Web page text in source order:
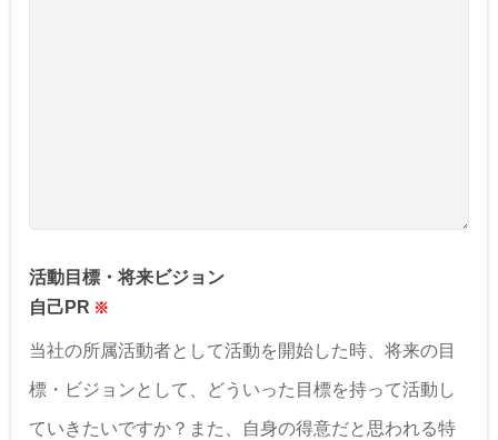
活動目標・将来ビジョン
自己PR
当社の所属活動者として活動を開始した時、将来の目
標・ビジョンとして、どういった目標を持って活動し
ていきたいですか？また、自身の得意だと思われる特